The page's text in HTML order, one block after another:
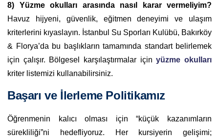
8) Yüzme okulları arasında nasıl karar vermeliyim?
Havuz hijyeni, güvenlik, eğitmen deneyimi ve ulaşım
kriterlerini kıyaslayın. İstanbul Su Sporları Kulübü, Bakırköy
& Florya’da bu başlıkların tamamında standart belirlemek
için çalışır. Bölgesel karşılaştırmalar içinyüzme okulları
kriter listemizi kullanabilirsiniz.
Başarı ve İlerleme Politikamız
Öğrenmenin kalıcı olması için “küçük kazanımların
sürekliliği”ni hedefliyoruz. Her kursiyerin gelişimi;